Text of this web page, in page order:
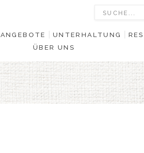
ANGEBOTE UNTERHALTUNG
ÜBER UNS